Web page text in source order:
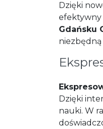
Dzięki
efektywny
Gdańsku
Dzięki
nauki. W